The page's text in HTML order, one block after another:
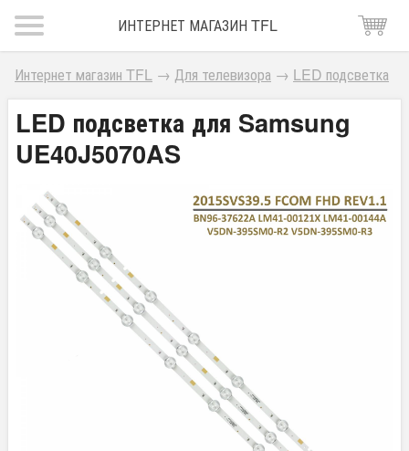
ИНТЕРНЕТ МАГАЗИН TFL
Интернет магазин TFL → Для телевизора → LED подсветка
LED подсветка для Samsung
UE40J5070AS